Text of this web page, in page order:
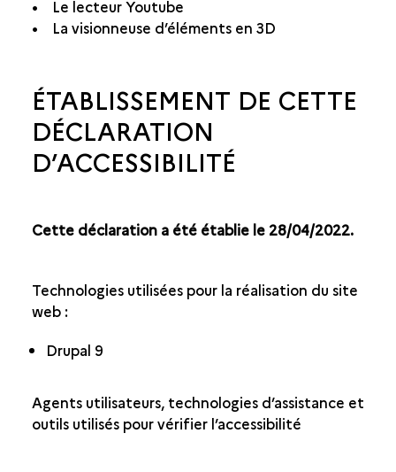
• Le lecteur Youtube
• La visionneuse d’éléments en 3D
ÉTABLISSEMENT DE CETTE
DÉCLARATION
D’ACCESSIBILITÉ
Cette déclaration a été établie le 28/04/2022.
Technologies utilisées pour la réalisation du site
web :
Drupal 9
Agents utilisateurs, technologies d’assistance et
outils utilisés pour vérifier l’accessibilité